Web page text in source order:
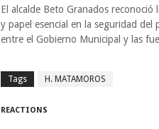
El alcalde Beto Granados
y papel esencial en la seguridad
entre el Gobierno Municipal y las
Tags H. MATAMOROS
REACTIONS